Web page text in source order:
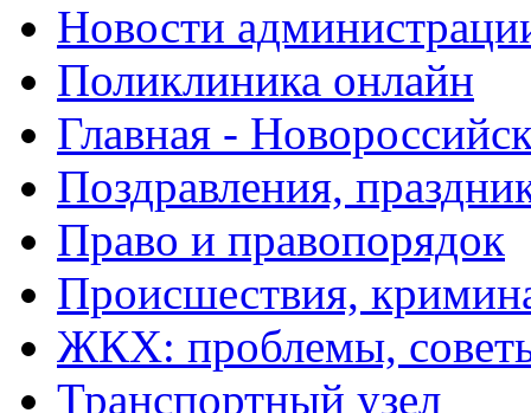
Новости
Поликлиника онлайн
Главная -
Поздравления,
Право и правопорядок
Происшествия,
ЖКХ: проблемы,
Транспортный узел